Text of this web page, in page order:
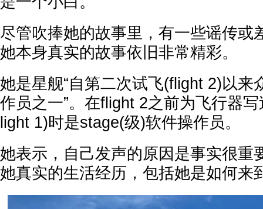
尽管吹捧她的故事里，有一些谣传或
她本身真实的故事依旧非常精彩。
她是星舰“自第二次试飞(flight 2)以来
作员之一”。在flight 2之前为飞行器
light 1)时是stage(级)软件操作员。
她表示，自己发声的原因是事实很重
她真实的生活经历，包括她是如何来